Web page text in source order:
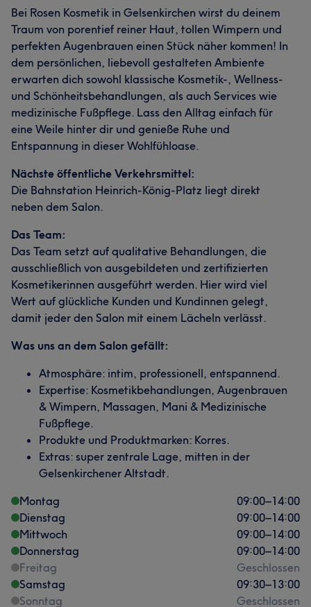
Bei Rosen Kosmetik in Gelsenkirchen wirst du deinem
Traum von porentief reiner Haut, tollen Wimpern und
perfekten Augenbrauen einen Stück näher kommen! In
dem persönlichen, liebevoll gestalteten Ambiente
erwarten dich sowohl klassische Kosmetik-, Wellness-
und Schönheitsbehandlungen, als auch Services wie
medizinische Fußpflege. Lass den Alltag einfach für
eine Weile hinter dir und genieße Ruhe und
Entspannung in dieser Wohlfühloase.
Nächste öffentliche Verkehrsmittel:
Die Bahnstation Heinrich-König-Platz liegt direkt
neben dem Salon.
Das Team:
Das Team setzt auf qualitative Behandlungen, die
ausschließlich von ausgebildeten und zertifizierten
Kosmetikerinnen ausgeführt werden. Hier wird viel
Wert auf glückliche Kunden und Kundinnen gelegt,
damit jeder den Salon mit einem Lächeln verlässt.
Was uns an dem Salon gefällt:
Atmosphäre: intim, professionell, entspannend.
Expertise: Kosmetikbehandlungen, Augenbrauen
& Wimpern, Massagen, Mani & Medizinische
Fußpflege.
Produkte und Produktmarken: Korres.
Extras: super zentrale Lage, mitten in der
Gelsenkirchener Altstadt.
Montag
09:00–14:00
Dienstag
09:00–14:00
Mittwoch
09:00–14:00
Donnerstag
09:00–14:00
Freitag
Geschlossen
Samstag
09:30–13:00
Sonntag
Geschlossen